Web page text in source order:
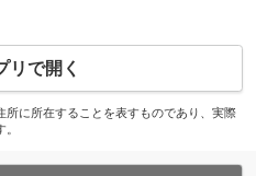
リで開く
に所在することを表すものであり、実際